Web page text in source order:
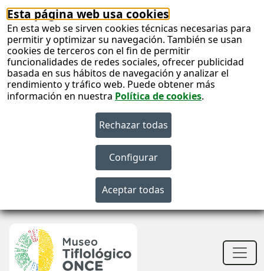
Esta página web usa cookies
En esta web se sirven cookies técnicas necesarias para
permitir y optimizar su navegación. También se usan
cookies de terceros con el fin de permitir
funcionalidades de redes sociales, ofrecer publicidad
basada en sus hábitos de navegación y analizar el
rendimiento y tráfico web. Puede obtener más
información en nuestra Política de cookies.